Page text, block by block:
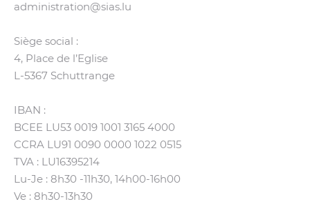
administration@​sias.​lu
Siège social :
4, Place de l’Eglise
L‑5367 Schuttrange
IBAN :
BCEE LU53 0019 1001 3165 4000
CCRA LU91 0090 0000 1022 0515
TVA : LU16395214
Lu-Je : 8h30 ‑11h30, 14h00-16h00
Ve : 8h30-13h30